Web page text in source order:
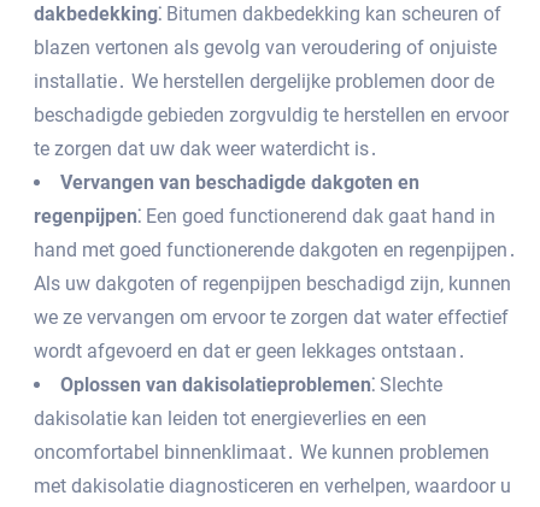
dakbedekking⁚ Bitumen dakbedekking kan scheuren of
blazen vertonen als gevolg van veroudering of onjuiste
installatie․ We herstellen dergelijke problemen door de
beschadigde gebieden zorgvuldig te herstellen en ervoor
te zorgen dat uw dak weer waterdicht is․
Vervangen van beschadigde dakgoten en
regenpijpen⁚ Een goed functionerend dak gaat hand in
hand met goed functionerende dakgoten en regenpijpen․
Als uw dakgoten of regenpijpen beschadigd zijn‚ kunnen
we ze vervangen om ervoor te zorgen dat water effectief
wordt afgevoerd en dat er geen lekkages ontstaan․
Oplossen van dakisolatieproblemen⁚ Slechte
dakisolatie kan leiden tot energieverlies en een
oncomfortabel binnenklimaat․ We kunnen problemen
met dakisolatie diagnosticeren en verhelpen‚ waardoor u